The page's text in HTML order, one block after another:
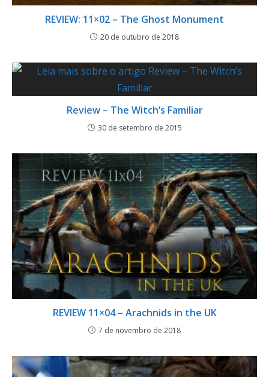
REVIEW: 11×02 – The Ghost Monument
20 de outubro de 2018
Review – The Witch’s Familiar
30 de setembro de 2015
REVIEW 11×04 – Arachnids in the UK
7 de novembro de 2018